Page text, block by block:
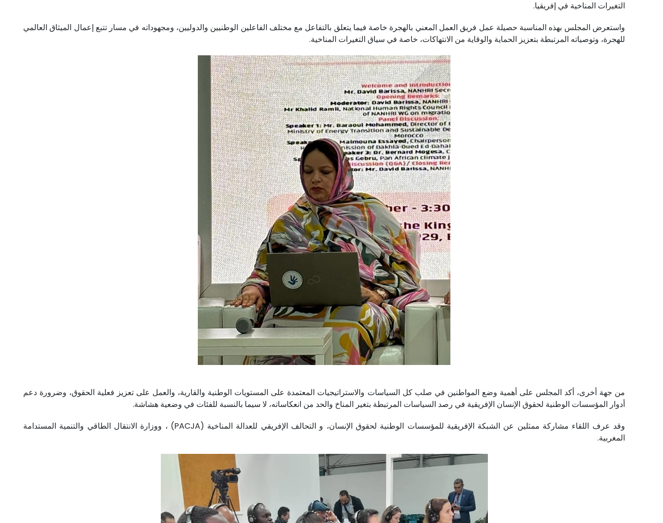
التغيرات المناخية في إفريقيا.
واستعرض المجلس بهذه المناسبة حصيلة عمل فريق العمل المعني بالهجرة خاصة فيما يتعلق بالتفاعل مع مختلف الفاعلين الوطنيين والدوليين، ومجهوداته في مسار تتبع إعمال الميثاق العالمي
للهجرة، وتوصياته المرتبطة بتعزيز الحماية والوقاية من الانتهاكات، خاصة في سياق التغيرات المناخية.
من جهة أخرى، أكد المجلس على أهمية وضع المواطنين في صلب كل السياسات والاستراتيجيات المعتمدة على المستويات الوطنية والقارية، والعمل على تعزيز فعلية الحقوق، وضرورة دعم
أدوار المؤسسات الوطنية لحقوق الإنسان الإفريقية في رصد السياسات المرتبطة بتغير المناخ والحد من انعكاساته، لا سيما بالنسبة للفئات في وضعية هشاشة.
وقد عرف اللقاء مشاركة ممثلين عن الشبكة الإفريقية للمؤسسات الوطنية لحقوق الإنسان، و التحالف الإفريقي للعدالة المناخية (PACJA) ، ووزارة الانتقال الطاقي والتنمية المستدامة
المغربية.